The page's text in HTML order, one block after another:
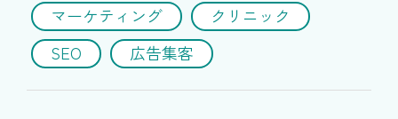
マーケティング
クリニック
SEO
広告集客